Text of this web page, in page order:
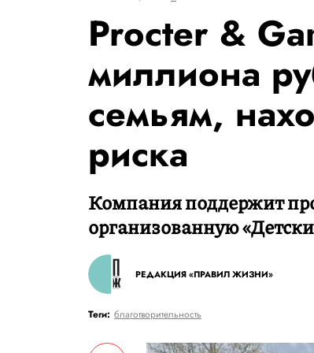
Procter &
миллиона
семьям,
риска
Компания поддержит
организованную
РЕДАКЦИЯ «ПРАВИЛ ЖИЗНИ»
Теги: благотворительность